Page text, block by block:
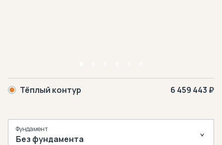
Тёплый контур 6 459 443 ₽
Фундамент
Без фундамента